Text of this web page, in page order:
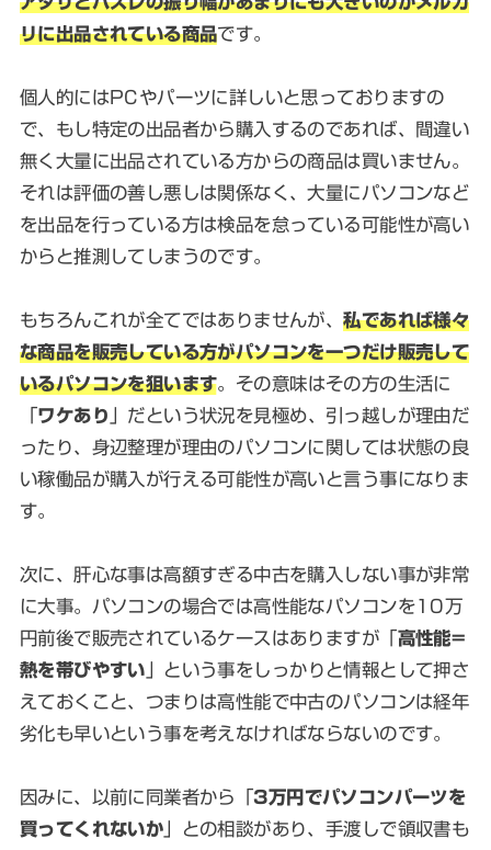
リに出品されている商品です。
個人的にはPCやパーツに詳しいと思っておりますの
で、もし特定の出品者から購入するのであれば、間違い
無く大量に出品されている方からの商品は買いません。
それは評価の善し悪しは関係なく、大量にパソコンなど
を出品を行っている方は検品を怠っている可能性が高い
からと推測してしまうのです。
もちろんこれが全てではありませんが、私であれば様々
な商品を販売している方がパソコンを一つだけ販売して
いるパソコンを狙います。その意味はその方の生活に
「ワケあり
」だという状況を見極め、引っ越しが理由だ
ったり、身辺整理が理由のパソコンに関しては状態の良
い稼働品が購入が行える可能性が高いと言う事になりま
す。
次に、肝心な事は高額すぎる中古を購入しない事が非常
に大事。パソコンの場合では高性能なパソコンを10万
円前後で販売されているケースはありますが「高性能=
熱を帯びやすい 」という事をしっかりと情報として押さ
えておくこと、つまりは高性能で中古のパソコンは経年
劣化も早いという事を考えなければならないのです。
因みに、以前に同業者から「3万円でパソコンパーツを
買ってくれないか 」との相談があり、手渡しで領収書も